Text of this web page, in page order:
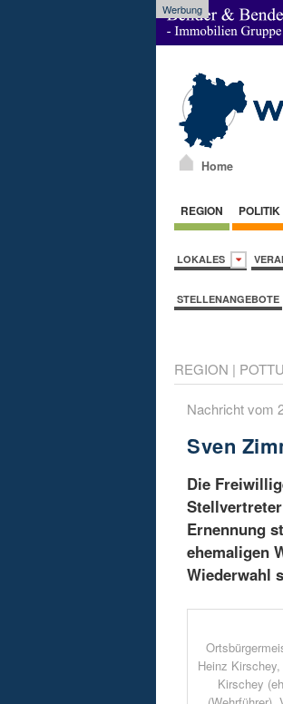
Werbung
Home
REGION POLITIK
LOKALES
STELLENANGEBOTE
REGION |
Nachricht
Sven
Die
Ernennung
ehemaligen
Wiederwahl
Heinz
Kirschey